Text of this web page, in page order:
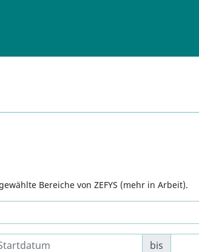
Bereiche von ZEFYS (mehr in Arbeit).
bis